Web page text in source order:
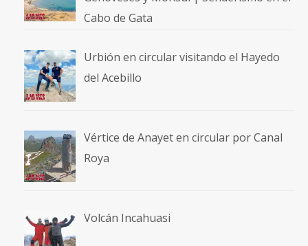
Cabo de Gata
Urbión en circular visitando el Hayedo
del Acebillo
Vértice de Anayet en circular por Canal
Roya
Volcán Incahuasi